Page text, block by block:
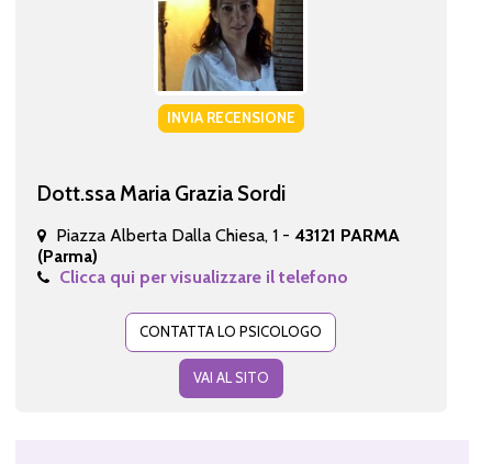
INVIA RECENSIONE
Dott.ssa Maria Grazia Sordi
Piazza Alberta Dalla Chiesa, 1 - 43121 PARMA
(Parma)
Clicca qui per visualizzare il telefono
CONTATTA LO PSICOLOGO
VAI AL SITO